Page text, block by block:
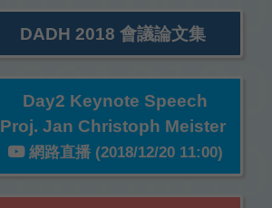
DADH 2018 會議論文集
Day2 Keynote Speech
Proj. Jan Christoph Meister
網路直播 (2018/12/20 11:00)